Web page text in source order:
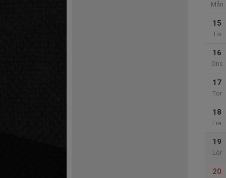
Mån
15
Tis
16
Ons
17
Tor
18
Fre
19
Lör
20